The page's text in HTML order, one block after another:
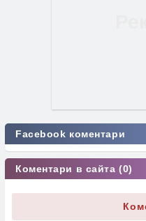
Facebook коментари
Коментари в сайта (0)